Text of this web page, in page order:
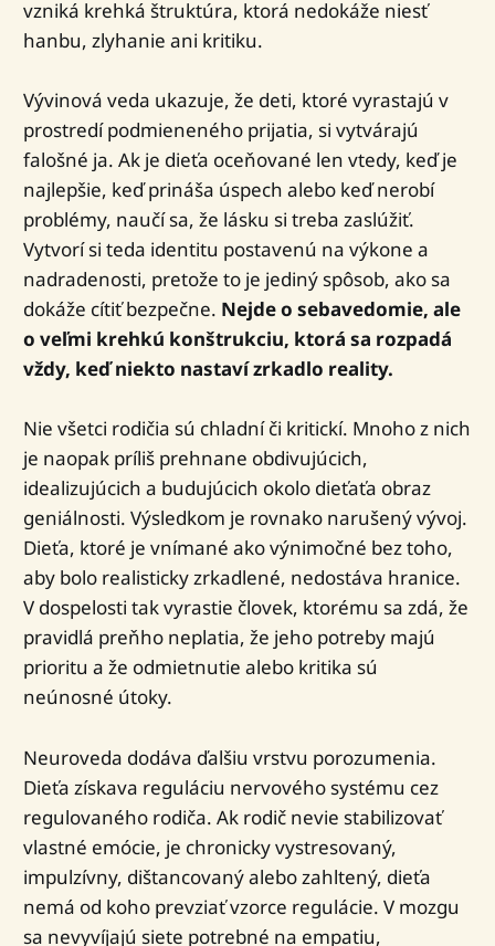
vzniká krehká štruktúra, ktorá nedokáže niesť
hanbu, zlyhanie ani kritiku.
Vývinová veda ukazuje, že deti, ktoré vyrastajú v
prostredí podmieneného prijatia, si vytvárajú
falošné ja. Ak je dieťa oceňované len vtedy, keď je
najlepšie, keď prináša úspech alebo keď nerobí
problémy, naučí sa, že lásku si treba zaslúžiť.
Vytvorí si teda identitu postavenú na výkone a
nadradenosti, pretože to je jediný spôsob, ako sa
dokáže cítiť bezpečne. Nejde o sebavedomie, ale
o veľmi krehkú konštrukciu, ktorá sa rozpadá
vždy, keď niekto nastaví zrkadlo reality.
Nie všetci rodičia sú chladní či kritickí. Mnoho z nich
je naopak príliš prehnane obdivujúcich,
idealizujúcich a budujúcich okolo dieťaťa obraz
geniálnosti. Výsledkom je rovnako narušený vývoj.
Dieťa, ktoré je vnímané ako výnimočné bez toho,
aby bolo realisticky zrkadlené, nedostáva hranice.
V dospelosti tak vyrastie človek, ktorému sa zdá, že
pravidlá preňho neplatia, že jeho potreby majú
prioritu a že odmietnutie alebo kritika sú
neúnosné útoky.
Neuroveda dodáva ďalšiu vrstvu porozumenia.
Dieťa získava reguláciu nervového systému cez
regulovaného rodiča. Ak rodič nevie stabilizovať
vlastné emócie, je chronicky vystresovaný,
impulzívny, dištancovaný alebo zahltený, dieťa
nemá od koho prevziať vzorce regulácie. V mozgu
sa nevyvíjajú siete potrebné na empatiu,